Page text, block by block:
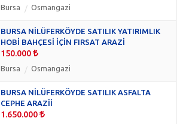
Bursa Osmangazi
BURSA NİLÜFERKÖYDE SATILIK YATIRIMLIK
HOBİ BAHÇESİ İÇİN FIRSAT ARAZİ
150.000
Bursa Osmangazi
BURSA NİLÜFERKÖYDE SATILIK ASFALTA
CEPHE ARAZİİ
1.650.000